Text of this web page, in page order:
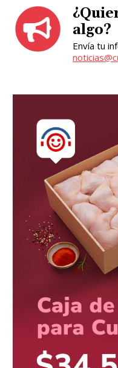
algo?
Envía tu